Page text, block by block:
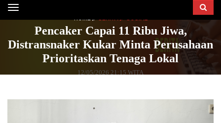
Toggle
navigation
Pencaker Capai 11 Ribu Jiwa,
Distransnaker Kukar Minta Perusahaan
Prioritaskan Tenaga Lokal
12/05/2026 21:15 WITA